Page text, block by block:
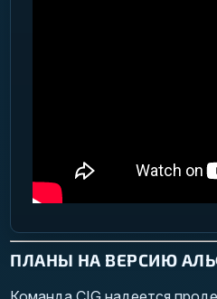
ПЛАНЫ НА ВЕРСИЮ